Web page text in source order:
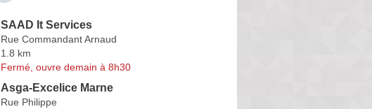
SAAD It Services
Rue Commandant Arnaud
1.8 km
Fermé, ouvre demain à 8h30
Asga-Excelice Marne
Rue Philippe